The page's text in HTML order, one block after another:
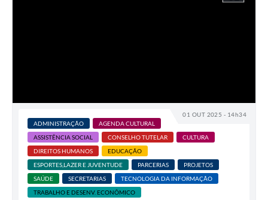
01 OUT 2025 - 14h34
ADMINISTRAÇÃO
AGENDA CULTURAL
ASSISTÊNCIA SOCIAL
CONSELHO TUTELAR
CULTURA
DIREITOS HUMANOS
EDUCAÇÃO
ESPORTES,LAZER E JUVENTUDE
PARCERIAS
PROJETOS
SAÚDE
SECRETARIAS
TECNOLOGIA DA INFORMAÇÃO
TRABALHO E DESENV. ECONÔMICO